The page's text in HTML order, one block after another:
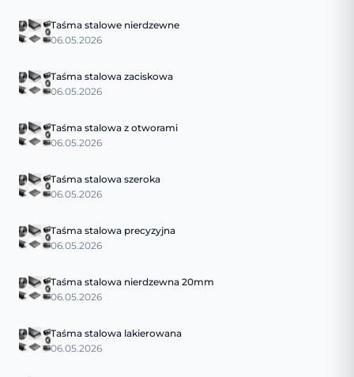
Taśma stalowe nierdzewne
06.05.2026
Taśma stalowa zaciskowa
06.05.2026
Taśma stalowa z otworami
06.05.2026
Taśma stalowa szeroka
06.05.2026
Taśma stalowa precyzyjna
06.05.2026
Taśma stalowa nierdzewna 20mm
06.05.2026
Taśma stalowa lakierowana
06.05.2026